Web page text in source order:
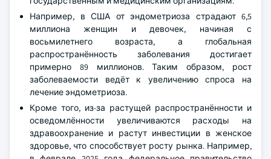
Например, в США от эндометриоза страдают 6,5
миллиона женщин и девочек, начиная с
восьмилетнего возраста, а глобальная
распространённость заболевания достигает
примерно 89 миллионов. Таким образом, рост
заболеваемости ведёт к увеличению спроса на
лечение эндометриоза.
Кроме того, из-за растущей распространённости и
осведомлённости увеличиваются расходы на
здравоохранение и растут инвестиции в женское
здоровье, что способствует росту рынка. Например,